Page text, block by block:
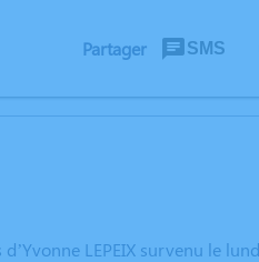
Partager SMS
LEPEIX survenu le